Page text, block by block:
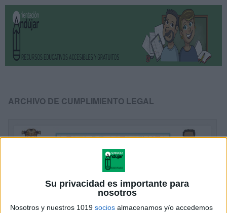
Su privacidad es importante para
nosotros
Nosotros y nuestros 1019 socios almacenamos y/o accedemos
ARCHIVO DE CUMPLIMIENTO LEGAL